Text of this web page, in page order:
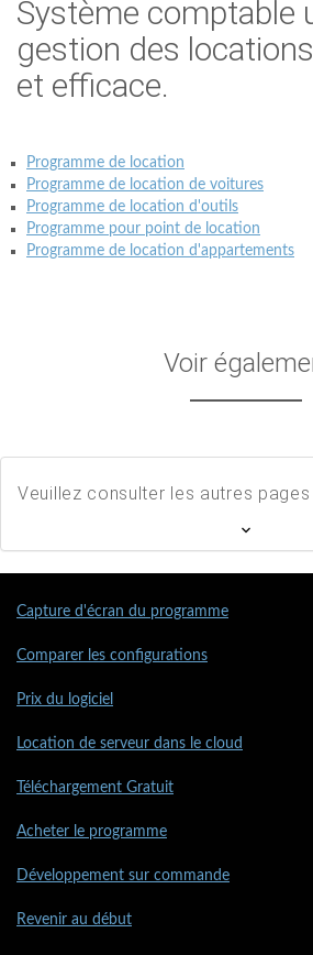
Système comptable
gestion des
et efficace.
Programme de location
Programme de location de voitures
Programme de location d'outils
Programme pour point de location
Programme de location d'appartements
Voir
Veuillez consulter les autres
Capture d'écran du programme
Comparer les configurations
Prix du logiciel
Location de serveur dans le cloud
Téléchargement Gratuit
Acheter le programme
Développement sur commande
Revenir au début